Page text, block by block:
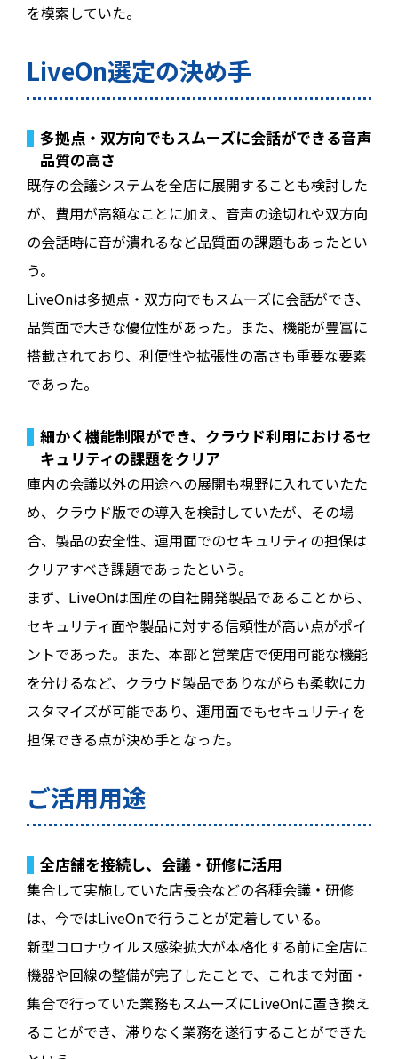
を模索していた。
LiveOn選定の決め手
多拠点・双方向でもスムーズに会話ができる音声
品質の高さ
既存の会議システムを全店に展開することも検討した
が、費用が高額なことに加え、音声の途切れや双方向
の会話時に音が潰れるなど品質面の課題もあったとい
う。
LiveOnは多拠点・双方向でもスムーズに会話ができ、
品質面で大きな優位性があった。また、機能が豊富に
搭載されており、利便性や拡張性の高さも重要な要素
であった。
細かく機能制限ができ、クラウド利用におけるセ
キュリティの課題をクリア
庫内の会議以外の用途への展開も視野に入れていたた
め、クラウド版での導入を検討していたが、その場
合、製品の安全性、運用面でのセキュリティの担保は
クリアすべき課題であったという。
まず、LiveOnは国産の自社開発製品であることから、
セキュリティ面や製品に対する信頼性が高い点がポイ
ントであった。また、本部と営業店で使用可能な機能
を分けるなど、クラウド製品でありながらも柔軟にカ
スタマイズが可能であり、運用面でもセキュリティを
担保できる点が決め手となった。
ご活用用途
全店舗を接続し、会議・研修に活用
集合して実施していた店長会などの各種会議・研修
は、今ではLiveOnで行うことが定着している。
新型コロナウイルス感染拡大が本格化する前に全店に
機器や回線の整備が完了したことで、これまで対面・
集合で行っていた業務もスムーズにLiveOnに置き換え
ることができ、滞りなく業務を遂行することができた